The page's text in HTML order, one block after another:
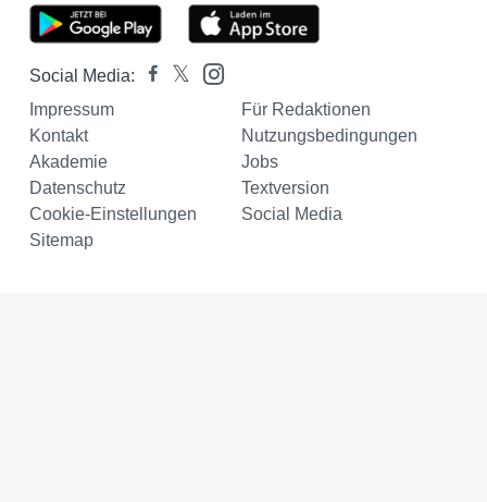
Social Media:
Impressum
Für Redaktionen
Kontakt
Nutzungsbedingungen
Akademie
Jobs
Datenschutz
Textversion
Cookie-Einstellungen
Social Media
Sitemap